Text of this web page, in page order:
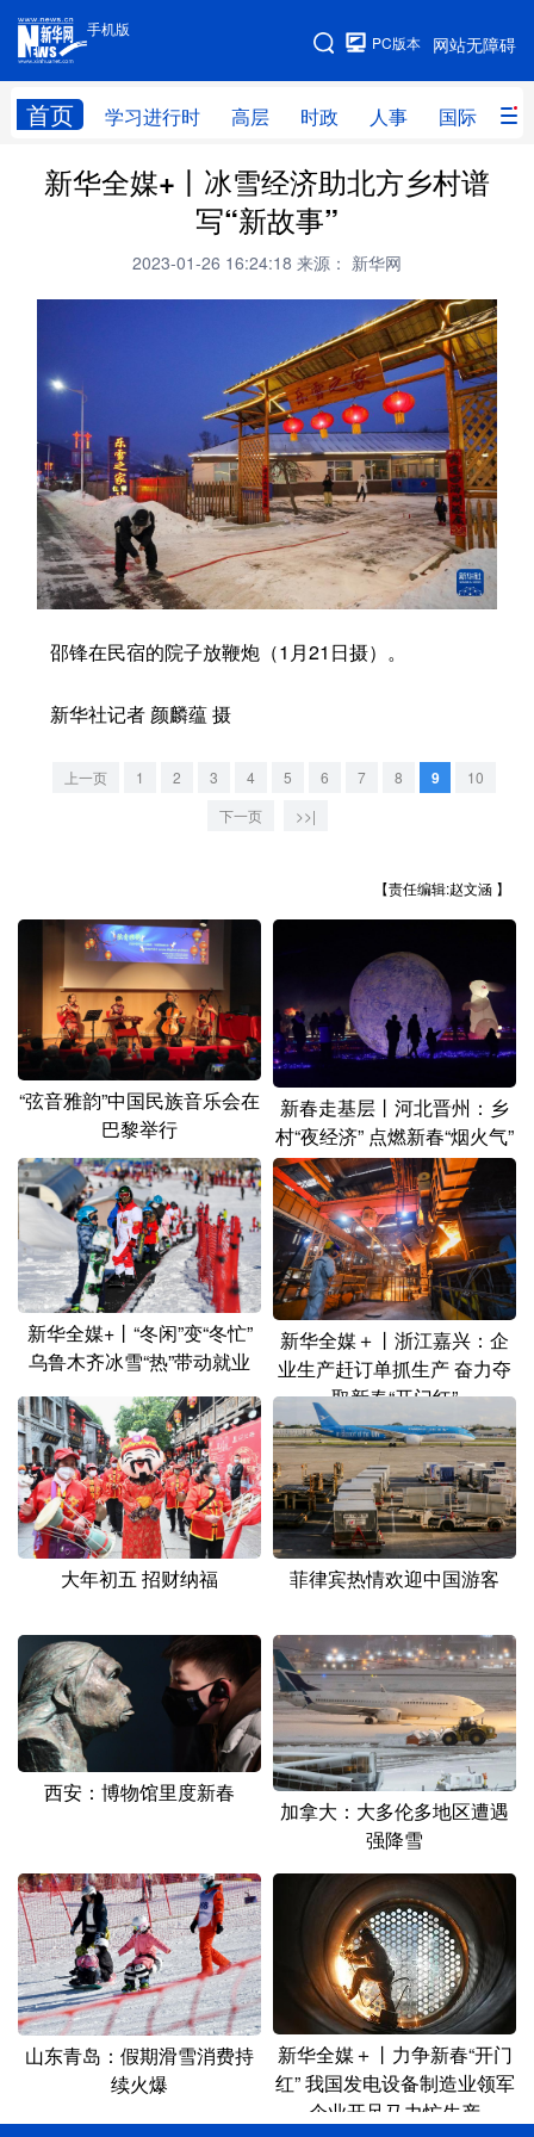
手机版
网站无障碍
PC版本
首页 学习进行时 高层 时政 人事 国际 财
手机版
网站地图
学习进行时 高层 时政 人事
财经 网评
全球连线
量子 体育
文化 健康 军事
访谈 视频 图片 政务
法律 中央文件 金融 汽车
食品 人居 信息化 数字经济
学术中国 乡村振兴 银龄 溯源中国
公益 一带一路
文化产业
北京 天津 河北 山西
辽宁 吉林 江苏
浙江 安徽 福建 江西
山东 河南
海南 重庆
四川 贵州 云南 西藏
陕西 甘肃 青海 宁夏
新疆 内蒙古 黑龙江
多语种频道
English Español Français عربى
Русский язык 日本語 한국어
Deutsch Português
新华全媒+丨冰雪经济助北方乡村谱
写“新故事”
2023-01-26 16:24:18 来源： 新华网
邵锋在民宿的院子放鞭炮（1月21日摄）。
新华社记者 颜麟蕴 摄
上一页 1 2 3 4 5 6 7 8 9
10
下一页
>>|
【责任编辑:赵文涵 】
“弦音雅韵”中国民族音乐会在
巴黎举行
新春走基层丨河北晋州：乡
村“夜经济” 点燃新春“烟火气”
新华全媒+丨“冬闲”变“冬忙”
乌鲁木齐冰雪“热”带动就业
新华全媒＋丨浙江嘉兴：企
业生产赶订单抓生产 奋力夺
取新春“开门红”
大年初五 招财纳福 菲律宾热情欢迎中国游客
西安：博物馆里度新春
加拿大：大多伦多地区遭遇
强降雪
山东青岛：假期滑雪消费持
续火爆
新华全媒＋丨力争新春“开门
红” 我国发电设备制造业领军
企业开足马力忙生产